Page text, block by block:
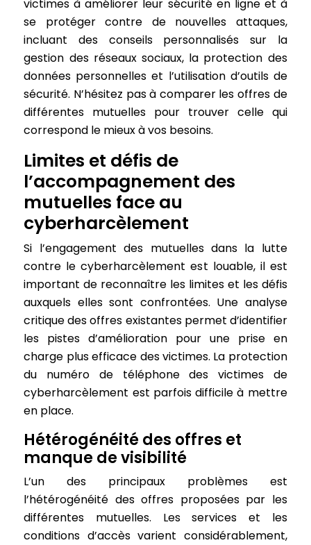
victimes à améliorer leur sécurité en ligne et à
se protéger contre de nouvelles attaques,
incluant des conseils personnalisés sur la
gestion des réseaux sociaux, la protection des
données personnelles et l’utilisation d’outils de
sécurité. N’hésitez pas à comparer les offres de
différentes mutuelles pour trouver celle qui
correspond le mieux à vos besoins.
Limites et défis de
l’accompagnement des
mutuelles face au
cyberharcèlement
Si l’engagement des mutuelles dans la lutte
contre le cyberharcèlement est louable, il est
important de reconnaître les limites et les défis
auxquels elles sont confrontées. Une analyse
critique des offres existantes permet d’identifier
les pistes d’amélioration pour une prise en
charge plus efficace des victimes. La protection
du numéro de téléphone des victimes de
cyberharcèlement est parfois difficile à mettre
en place.
Hétérogénéité des offres et
manque de visibilité
L’un des principaux problèmes est
l’hétérogénéité des offres proposées par les
différentes mutuelles. Les services et les
conditions d’accès varient considérablement,